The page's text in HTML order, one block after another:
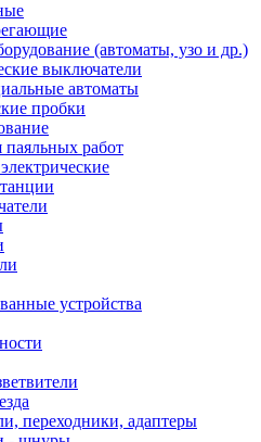
(автоматы, узо и др.)
выключатели
автоматы
пробки
работ
устройства
переходники, адаптеры